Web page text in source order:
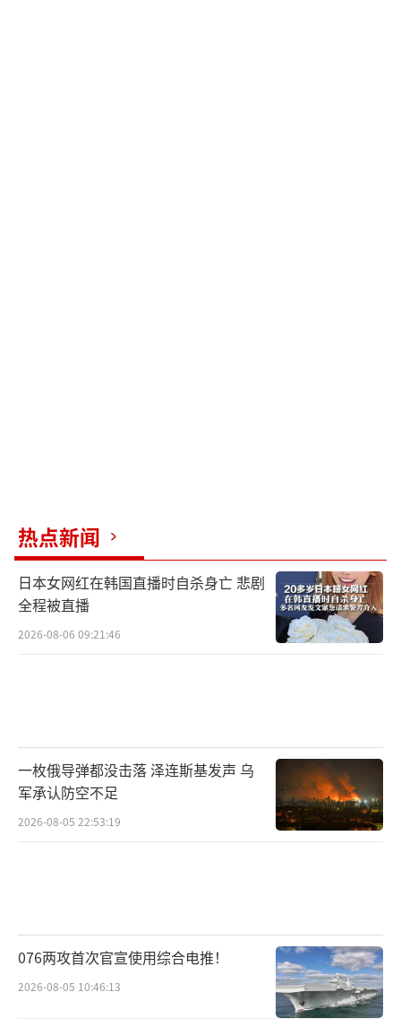
热点新闻
日本女网红在韩国直播时自杀身亡 悲剧
全程被直播
2026-08-06 09:21:46
一枚俄导弹都没击落 泽连斯基发声 乌
军承认防空不足
2026-08-05 22:53:19
076两攻首次官宣使用综合电推！
2026-08-05 10:46:13